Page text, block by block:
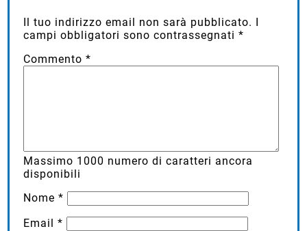
Il tuo indirizzo email non sarà pubblicato. I
campi obbligatori sono contrassegnati*
Commento*
Massimo 1000 numero di caratteri ancora
disponibili
Nome*
Email*